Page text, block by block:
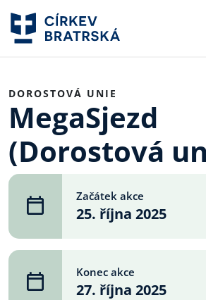
DOROSTOVÁ UNIE
MegaSjezd
(Dorostová
Začátek akce
25. října 2025
Konec akce
27. října 2025